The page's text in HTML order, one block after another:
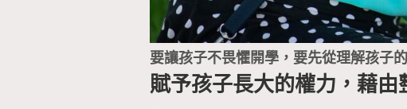
要讓孩子不畏懼開學，要先從理解孩子
賦予孩子長大的權力，藉